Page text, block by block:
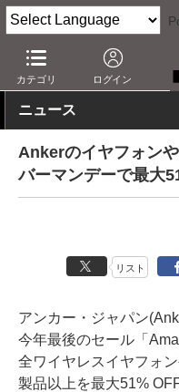
カテゴリ ログイン
AV Watch 動向 ショップ
ニュース
Ankerのイヤフォン
バーマンデーで最大
リスト
アンカー・ジャパン
今年最後のセール「
全ワイヤレスイヤフォ
製品以上を最大51%